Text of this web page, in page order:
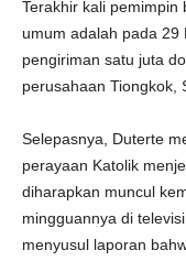
Terakhir kali pemimpin
umum adalah pada 29
pengiriman satu juta
perusahaan Tiongkok,
Selepasnya, Duterte
perayaan Katolik
diharapkan muncul
mingguannya di
menyusul laporan